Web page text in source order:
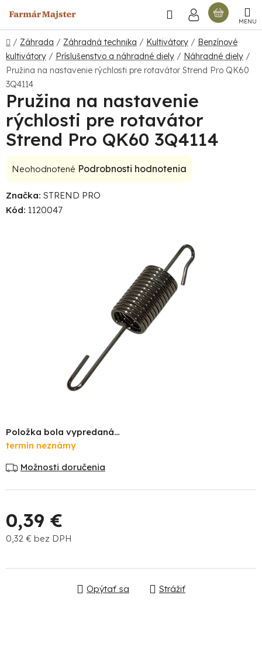
na
obsah
Hľadať
Domov
/ Záhrada / Záhradná technika / Kultivátory / Benzínové
kultivátory / Príslušenstvo a náhradné diely / Náhradné diely /
Pružina na nastavenie rýchlosti pre rotavátor Strend Pro QK60
3Q4114
Položka bola vypredaná…
termín neznámy
Možnosti doručenia
0,39 €
0,32 € bez DPH
Opýtať sa Strážiť
Pružina na nastavenie
rýchlosti pre rotavátor
Strend Pro QK60 3Q4114
Priemerné
produktu
je
Neohodnotené Podrobnosti hodnotenia
Značka: STREND PRO
Kód: 1120047